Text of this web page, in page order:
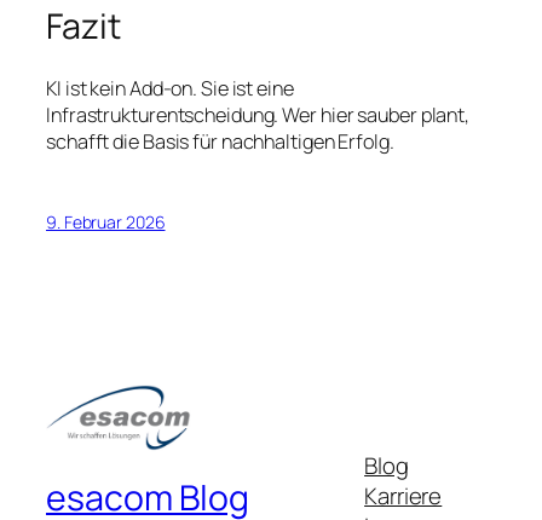
Fazit
KI ist kein Add-on. Sie ist eine
Infrastrukturentscheidung. Wer hier sauber plant,
schafft die Basis für nachhaltigen Erfolg.
9. Februar 2026
esacom Blog
Blog
Karriere